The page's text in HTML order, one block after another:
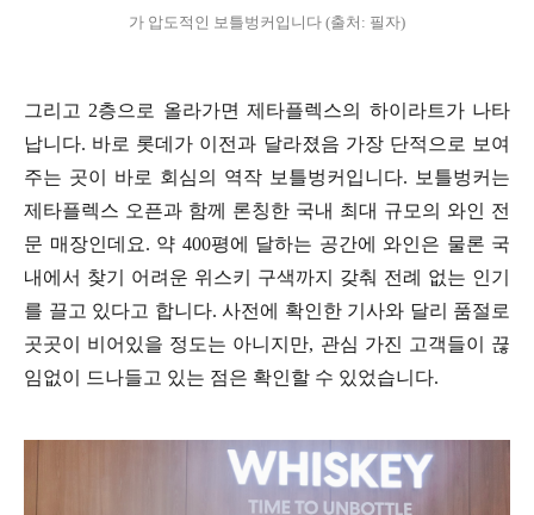
가 압도적인 보틀벙커입니다 (출처: 필자)
그리고 2층으로 올라가면 제타플렉스의 하이라트가 나타
납니다. 바로 롯데가 이전과 달라졌음 가장 단적으로 보여
주는 곳이 바로 회심의 역작 보틀벙커입니다. 보틀벙커는
제타플렉스 오픈과 함께 론칭한 국내 최대 규모의 와인 전
문 매장인데요. 약 400평에 달하는 공간에 와인은 물론 국
내에서 찾기 어려운 위스키 구색까지 갖춰 전례 없는 인기
를 끌고 있다고 합니다. 사전에 확인한 기사와 달리 품절로
곳곳이 비어있을 정도는 아니지만, 관심 가진 고객들이 끊
임없이 드나들고 있는 점은 확인할 수 있었습니다.